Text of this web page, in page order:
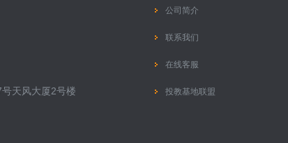
天风大厦2号楼
公司简介
联系我们
在线客服
投教基地联盟